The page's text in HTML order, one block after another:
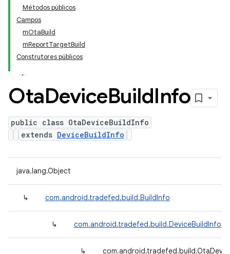
Métodos públicos
Campos
mOtaBuild
mReportTargetBuild
Construtores públicos
OtaDeviceBuildInfo
public class OtaDeviceBuildInfo
extends DeviceBuildInfo
java.lang.Object
↳ com.android.tradefed.build.BuildInfo
↳ com.android.tradefed.build.DeviceBuildInfo
↳